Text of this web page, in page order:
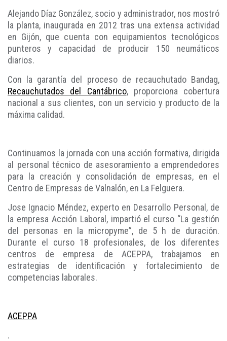
Alejando Díaz González, socio y administrador, nos mostró
la planta, inaugurada en 2012 tras una extensa actividad
en Gijón, que cuenta con equipamientos tecnológicos
punteros y capacidad de producir 150 neumáticos
diarios.
Con la garantía del proceso de recauchutado Bandag,
Recauchutados del Cantábrico, proporciona cobertura
nacional a sus clientes, con un servicio y producto de la
máxima calidad.
Continuamos la jornada con una acción formativa, dirigida
al personal técnico de asesoramiento a emprendedores
para la creación y consolidación de empresas, en el
Centro de Empresas de Valnalón, en La Felguera.
Jose Ignacio Méndez, experto en Desarrollo Personal, de
la empresa Acción Laboral, impartió el curso “La gestión
del personas en la micropyme”, de 5 h de duración.
Durante el curso 18 profesionales, de los diferentes
centros de empresa de ACEPPA, trabajamos en
estrategias de identificación y fortalecimiento de
competencias laborales.
ACEPPA
.